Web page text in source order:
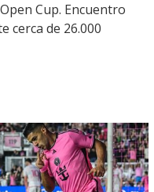
Cup. Encuentro
cerca de 26.000